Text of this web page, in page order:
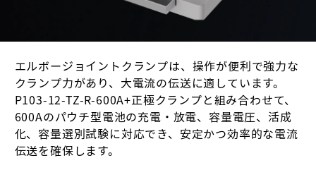
エルボージョイントクランプは、操作が便利で強力な
クランプ力があり、大電流の伝送に適しています。
P103-12-TZ-R-600A+正極クランプと組み合わせて、
600Aのパウチ型電池の充電・放電、容量電圧、活成
化、容量選別試験に対応でき、安定かつ効率的な電流
伝送を確保します。